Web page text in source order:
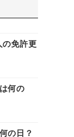
免許更
何の
の日？